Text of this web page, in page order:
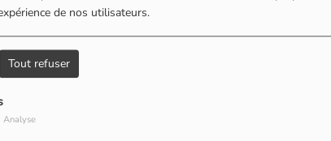
de nos utilisateurs.
Tout refuser
Analyse
boites à livres